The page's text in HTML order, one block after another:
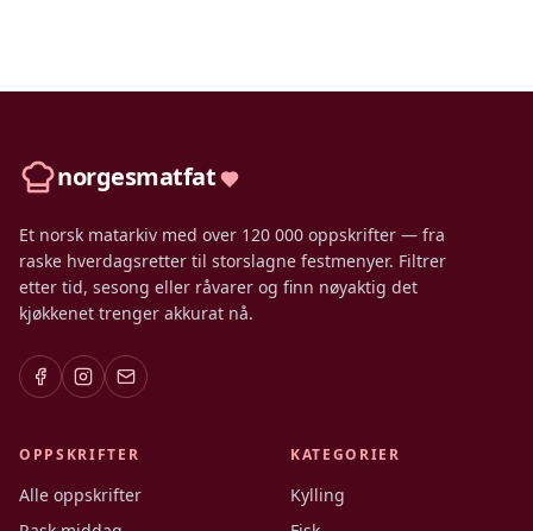
norgesmatfat
Et norsk matarkiv med over 120 000 oppskrifter — fra
raske hverdagsretter til storslagne festmenyer. Filtrer
etter tid, sesong eller råvarer og finn nøyaktig det
kjøkkenet trenger akkurat nå.
OPPSKRIFTER
Alle oppskrifter
KATEGORIER
Kylling